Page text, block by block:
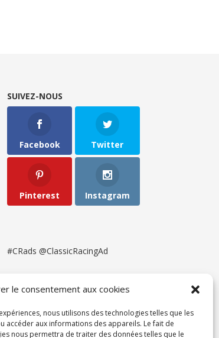
le consentement aux cookies
nous utilisons des technologies telles que les
accéder aux informations des appareils. Le fait de
nous permettra de traiter des données telles que le
SUIVEZ-NOUS
Facebook Twitter
Pinterest Instagram
#CRads @ClassicRacingAd